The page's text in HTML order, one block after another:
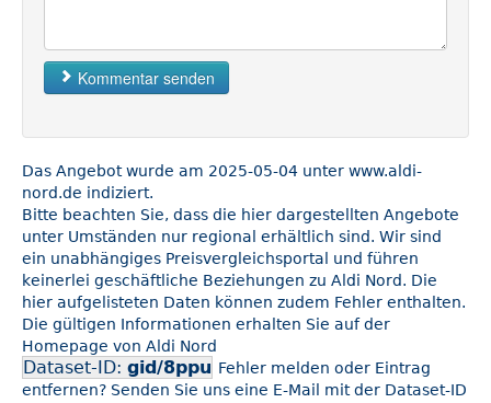
Kommentar senden
Das Angebot wurde am 2025-05-04 unter www.aldi-
nord.de indiziert.
Bitte beachten Sie, dass die hier dargestellten Angebote
unter Umständen nur regional erhältlich sind. Wir sind
ein unabhängiges Preisvergleichsportal und führen
keinerlei geschäftliche Beziehungen zu Aldi Nord. Die
hier aufgelisteten Daten können zudem Fehler enthalten.
Die gültigen Informationen erhalten Sie auf der
Homepage von Aldi Nord
Dataset-ID: gid/8ppu Fehler melden oder Eintrag
entfernen? Senden Sie uns eine E-Mail mit der Dataset-ID